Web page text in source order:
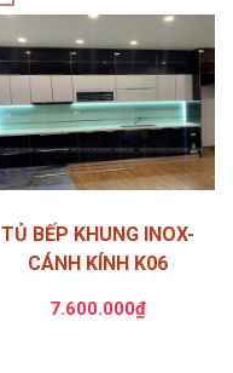
TỦ BẾP KHUNG INOX-
CÁNH KÍNH K06
7.600.000₫